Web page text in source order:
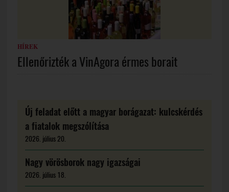
HÍREK
Ellenőrizték a VinAgora érmes borait
Új feladat előtt a magyar borágazat: kulcskérdés
a fiatalok megszólítása
2026. július 20.
Nagy vörösborok nagy igazságai
2026. július 18.